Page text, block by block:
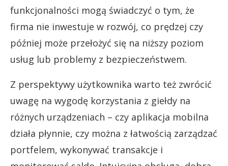
funkcjonalności mogą świadczyć o tym, że
firma nie inwestuje w rozwój, co prędzej czy
później może przełożyć się na niższy poziom
usług lub problemy z bezpieczeństwem.
Z perspektywy użytkownika warto też zwrócić
uwagę na wygodę korzystania z giełdy na
różnych urządzeniach – czy aplikacja mobilna
działa płynnie, czy można z łatwością zarządzać
portfelem, wykonywać transakcje i